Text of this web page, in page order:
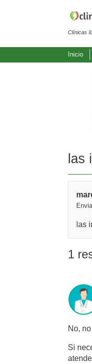
Clínicas
Inicio
las
las
1
No,
Si